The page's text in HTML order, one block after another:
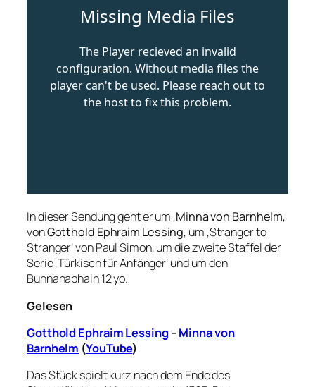
In dieser Sendung geht er um ‚Minna von Barnhelm‚
vonGotthold Ephraim Lessing, um ‚Stranger to
Stranger‘ von Paul Simon, um die zweite Staffel der
Serie ‚Türkisch für Anfänger‘ und um den
Bunnahabhain 12 yo.
Gelesen
Gotthold Ephraim Lessing –Minna von
Barnhelm (YouTube)
Das Stück spielt kurz nach dem Ende des